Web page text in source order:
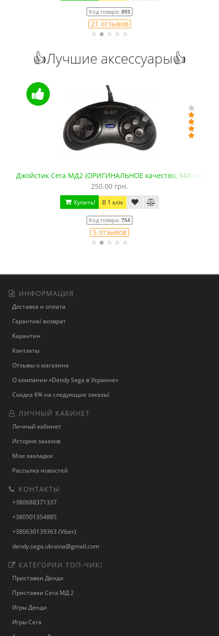
Код товара: 893
21 отзывов
👍Лучшие аксессуары👍
Джойстик Сега МД2 (ОРИГИНАЛЬНОЕ качество, 143 см)
250.00 грн.
Купить! В 1 клік
Код товара: 754
5 отзывов
ИНФОРМАЦИЯ
Доставка и оплата
Гарантия/ возврат
Карантин
Контакты
Отзывы о магазине
О компании «Dendy Sega в Украине»
Скидка 6% на следующие заказы!
ЛИЧНЫЙ КАБИНЕТ
Личный кабинет
История заказов
Мои закладки
Рассылка новостей
КОНТАКТЫ
+380688371337
+380501354885
+380630139363 (Viber)
dendy.sega.ukraina@gmail.com
КАТЕГОРИИ ТОП-ЧИК!
Приставки Денди
Приставки Сега МД 2
Игры Денди
Игры Сега